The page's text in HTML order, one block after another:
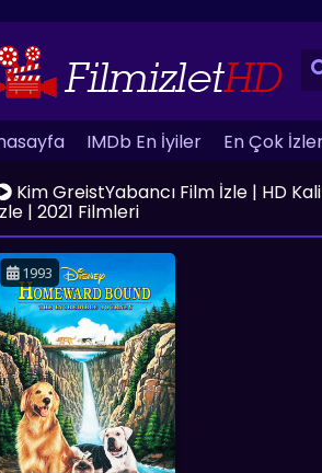
IMDb En İyiler En Çok
Kim GreistYabancı Film İzle | HD
| 2021 Filmleri
1993